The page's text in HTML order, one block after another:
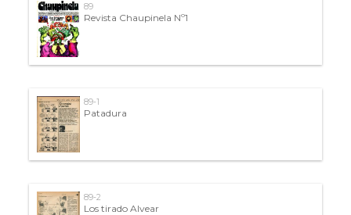
89
Revista Chaupinela Nº1
89-1
Patadura
89-2
Los tirado Alvear